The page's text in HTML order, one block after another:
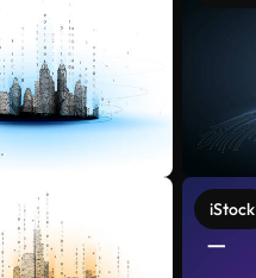
iStock